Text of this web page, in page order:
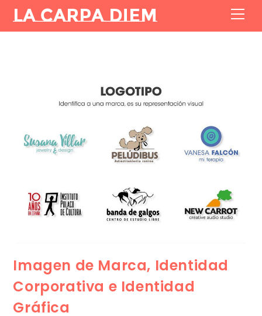
La Carpa Diem
Imagen de Marca, Identidad
Corporativa e Identidad
Gráfica